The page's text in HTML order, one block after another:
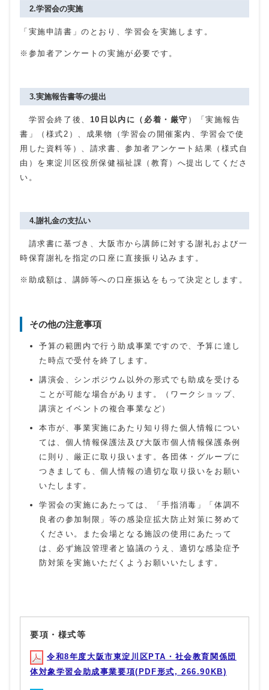
2.学習会の実施
「実施申請書」のとおり、学習会を実施します。
※参加者アンケートの実施が必要です。
3.実施報告書等の提出
学習会終了後、 10日以内に（ 必着・厳守 ）「実施報告
書」（様式2）、成果物（学習会の開催案内、学習会で使
用した資料等）、請求書、参加者アンケート結果（様式自
由）を東淀川区役所保健福祉課（教育）へ提出してくださ
い。
4.謝礼金の支払い
請求書に基づき、大阪市から講師に対する謝礼および一
時保育謝礼を指定の口座に直接振り込みます。
※助成額は、講師等への口座振込をもって決定とします。
その他の注意事項
予算の範囲内で行う助成事業ですので、予算に達し
た時点で受付を終了します。
講演会、シンポジウム以外の形式でも助成を受ける
ことが可能な場合があります。（ワークショップ、
講演とイベントの複合事業など）
本市が、事業実施にあたり知り得た個人情報につい
ては、個人情報保護法及び大阪市個人情報保護条例
に則り、厳正に取り扱います。各団体・グループに
つきましても、個人情報の適切な取り扱いをお願い
いたします。
学習会の実施にあたっては、「手指消毒」「体調不
良者の参加制限」等の感染症拡大防止対策に努めて
ください。また会場となる施設の使用にあたって
は、必ず施設管理者と協議のうえ、適切な感染症予
防対策を実施いただくようお願いいたします。
要項・様式等
令和8年度大阪市東淀川区PTA・社会教育関係団
体対象学習会助成事業要項(PDF形式, 266.90KB)